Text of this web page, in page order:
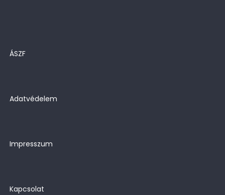
ÁSZF
Adatvédelem
Impresszum
Kapcsolat